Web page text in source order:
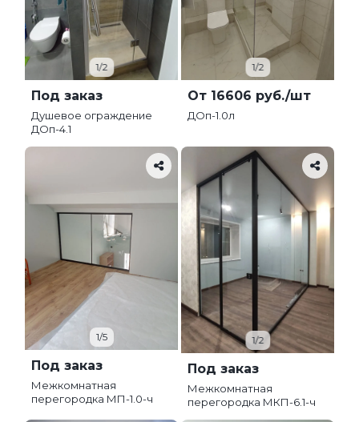
1/2
Под заказ
Душевое ограждение
ДОп-4.1
1/2
От 16606 руб./шт
ДОп-1.0л
1/5
Под заказ
Межкомнатная
перегородка МП-1.0-ч
1/2
Под заказ
Межкомнатная
перегородка МКП-6.1-ч